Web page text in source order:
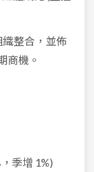
整合，並佈
商機。
季增 1%)